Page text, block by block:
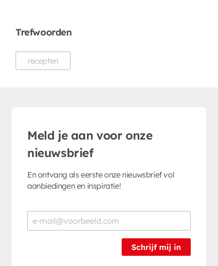
Trefwoorden
recepten
Meld je aan voor onze
nieuwsbrief
En ontvang als eerste onze nieuwsbrief vol
aanbiedingen en inspiratie!
Schrijf mij in